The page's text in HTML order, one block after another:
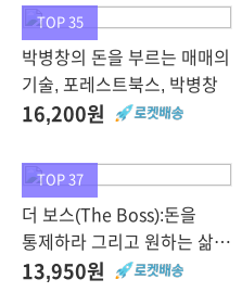
TOP 35
박병창의 돈을 부르는 매매의
기술, 포레스트북스, 박병창
16,200원
TOP 37
더 보스(The Boss):돈을
통제하라 그리고 원하는 삶을
살아라, 떠오름, 안규호
13,950원